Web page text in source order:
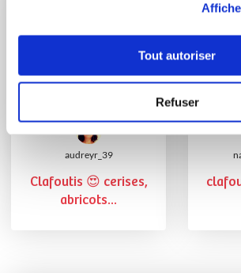
Tout autoriser
Refuser
audreyr_39
Clafoutis 😍 cerises,
abricots...